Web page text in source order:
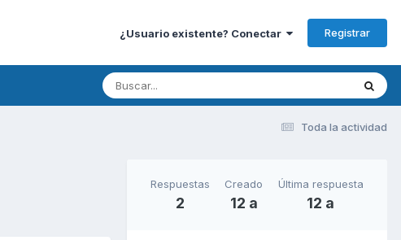
¿Usuario existente? Conectar Registrar
Toda la actividad
Respuestas
2
Creado
12 a
Última respuesta
12 a